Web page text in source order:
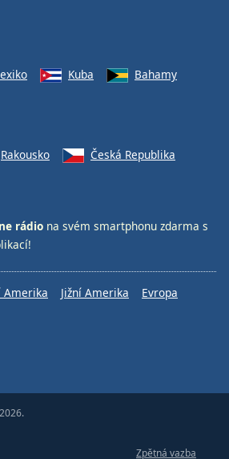
Kuba
Bahamy
Rakousko
Česká Republika
rádio na svém smartphonu zdarma s
Amerika Jižní Amerika
Evropa
Zpětná vazba